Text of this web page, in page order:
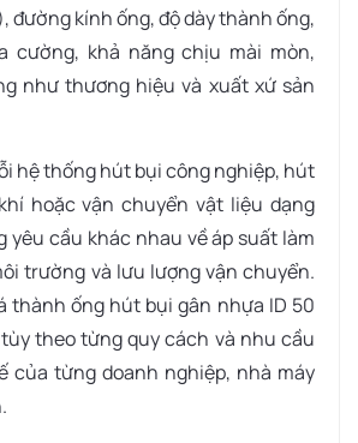
đường kính ống, độ dày thành ống,
cường, khả năng chịu mài mòn,
như thương hiệu và xuất xứ sản
hệ thống hút bụi công nghiệp, hút
hoặc vận chuyển vật liệu dạng
yêu cầu khác nhau về áp suất làm
trường và lưu lượng vận chuyển.
thành ống hút bụi gân nhựa ID 50
theo từng quy cách và nhu cầu
của từng doanh nghiệp, nhà máy